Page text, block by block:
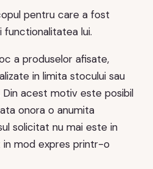
pentru care a fost
lui.
a produselor afisate,
in limita stocului sau
Din acest motiv este posibil
onora o anumita
solicitat nu mai este in
mod expres printr-o